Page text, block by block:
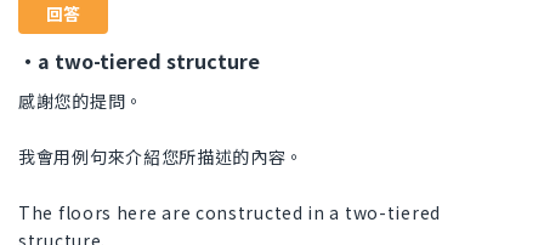
回答
・a two-tiered structure
感謝您的提問。
我會用例句來介紹您所描述的內容。
The floors here are constructed in a two-tiered